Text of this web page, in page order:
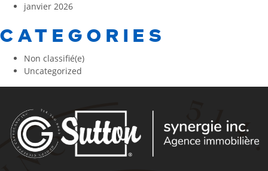
janvier 2026
CATEGORIES
Non classifié(e)
Uncategorized